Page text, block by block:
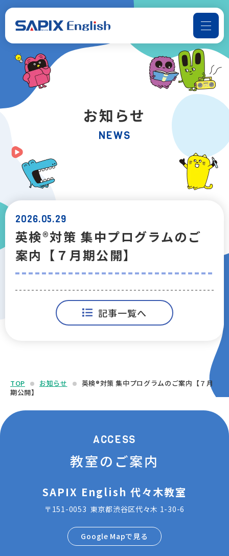
よくある質問 お問い合わせ
SAPIX Englishについて
📢音声ダウンロード
受講までの流れ
お知らせ
アクセス
会社概要
採用情報
プライバシーポリシー
お知らせ
NEWS
2026.05.29
英検®対策 集中プログラムのご
案内【７月期公開】
記事一覧へ
TOP お知らせ
英検®対策 集中プログラムのご案内【７月
期公開】
ACCESS
教室のご案内
SAPIX English 代々木教室
〒151-0053 東京都渋谷区代々木 1-30-6
Google Mapで見る